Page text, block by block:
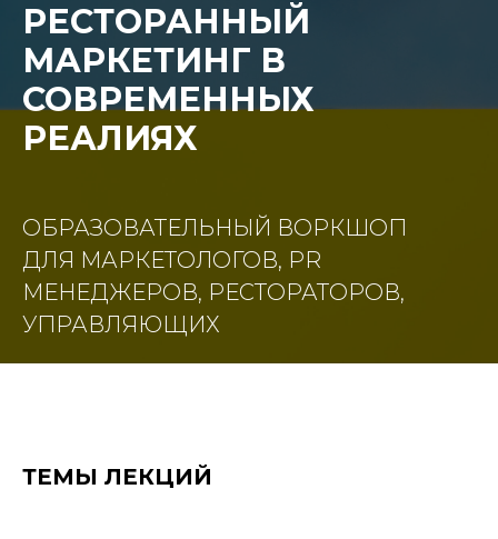
РЕСТОРАННЫЙ
МАРКЕТИНГ В
СОВРЕМЕННЫХ
РЕАЛИЯХ
ОБРАЗОВАТЕЛЬНЫЙ ВОРКШОП
ДЛЯ МАРКЕТОЛОГОВ, PR
МЕНЕДЖЕРОВ, РЕСТОРАТОРОВ,
УПРАВЛЯЮЩИХ
ТЕМЫ ЛЕКЦИЙ